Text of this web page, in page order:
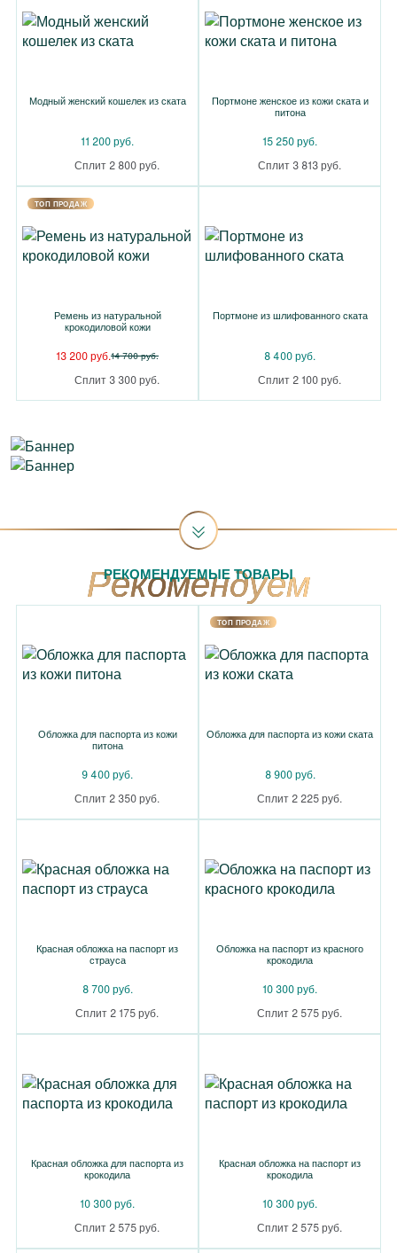
Модный женский кошелек из ската
11 200 руб.
Сплит 2 800 руб.
Портмоне женское из кожи ската и
питона
15 250 руб.
Сплит 3 813 руб.
TOП ПРОДАЖ
Ремень из натуральной
крокодиловой кожи
13 200 руб.14 700 руб.
Сплит 3 300 руб.
Портмоне из шлифованного ската
8 400 руб.
Сплит 2 100 руб.
РЕКОМЕНДУЕМЫЕ ТОВАРЫ
Обложка для паспорта из кожи
питона
9 400 руб.
Сплит 2 350 руб.
TOП ПРОДАЖ
Обложка для паспорта из кожи ската
8 900 руб.
Сплит 2 225 руб.
Красная обложка на паспорт из
страуса
8 700 руб.
Сплит 2 175 руб.
Обложка на паспорт из красного
крокодила
10 300 руб.
Сплит 2 575 руб.
Красная обложка для паспорта из
крокодила
10 300 руб.
Сплит 2 575 руб.
Красная обложка на паспорт из
крокодила
10 300 руб.
Сплит 2 575 руб.